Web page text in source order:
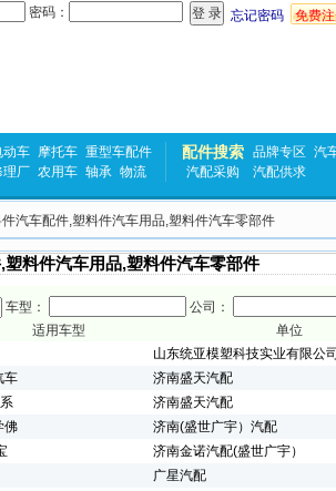
密码： 忘记密码 免费
动车 摩托车 重型车配件
理厂 农用车 轴承 物流
配件搜索 品牌专区 汽
汽配采购
汽配供求
汽车配件,塑料件汽车用品,塑料件汽车零部件
料件汽车用品,塑料件汽车零部件
车型：
公司：
适用车型
单位
山东统亚模塑科技实业有限公司
车
济南盛天汽配
济南盛天汽配
佛
济南(盛世广宇）汽配
济南金诺汽配(盛世广宇）
广星汽配